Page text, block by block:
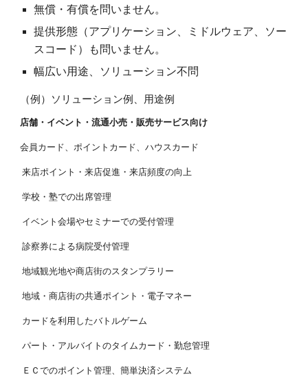
無償・有償を問いません。
提供形態（アプリケーション、ミドルウェア、ソー
スコード）も問いません。
幅広い用途、ソリューション不問
（例）ソリューション例、用途例
店舗・イベント・流通小売・販売サービス向け
会員カード、ポイントカード、ハウスカード
来店ポイント・来店促進・来店頻度の向上
学校・塾での出席管理
イベント会場やセミナーでの受付管理
診察券による病院受付管理
地域観光地や商店街のスタンプラリー
地域・商店街の共通ポイント・電子マネー
カードを利用したバトルゲーム
パート・アルバイトのタイムカード・勤怠管理
ＥＣでのポイント管理、簡単決済システム